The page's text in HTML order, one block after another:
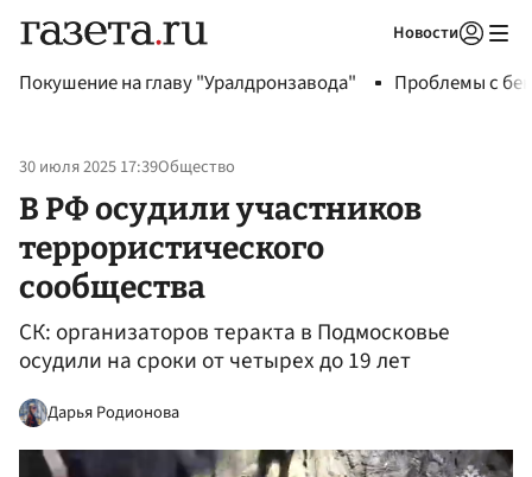
Новости
Покушение на главу "Уралдронзавода" Проблемы с
30 июля 2025 17:39Общество
В РФ осудили участников
террористического
сообщества
СК: организаторов теракта в Подмосковье
осудили на сроки от четырех до 19 лет
Дарья Родионова